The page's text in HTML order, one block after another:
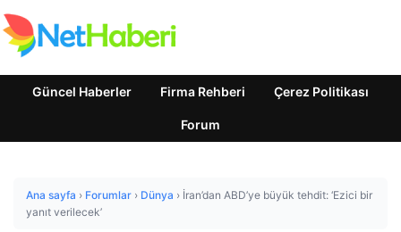
Güncel Haberler Firma Rehberi Çerez Politikası
Forum
Ana sayfa › Forumlar › Dünya › İran’dan ABD’ye büyük tehdit: ‘Ezici bir
yanıt verilecek’